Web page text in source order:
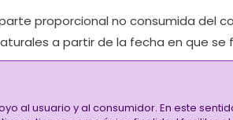
proporcional no consumida del
a partir de la fecha en que se
al usuario y al consumidor. En este